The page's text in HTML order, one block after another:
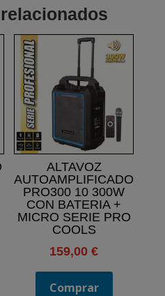
ALTAVOZ
AUTOAMPLIFICADO
PRO300 10 300W
CON BATERIA +
MICRO SERIE PRO
COOLS
159,00€
Comprar